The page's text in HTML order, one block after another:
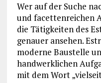
Wer auf der Suche
und facettenreichen
die Tätigkeiten des
genauer ansehen.
moderne Baustelle
handwerklichen
mit dem Wort